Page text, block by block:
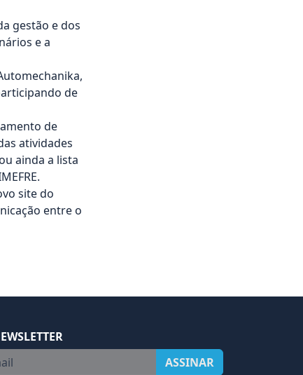
gestão e dos
e a
de
de
atividades
ainda a lista
site do
entre o
ASSINAR